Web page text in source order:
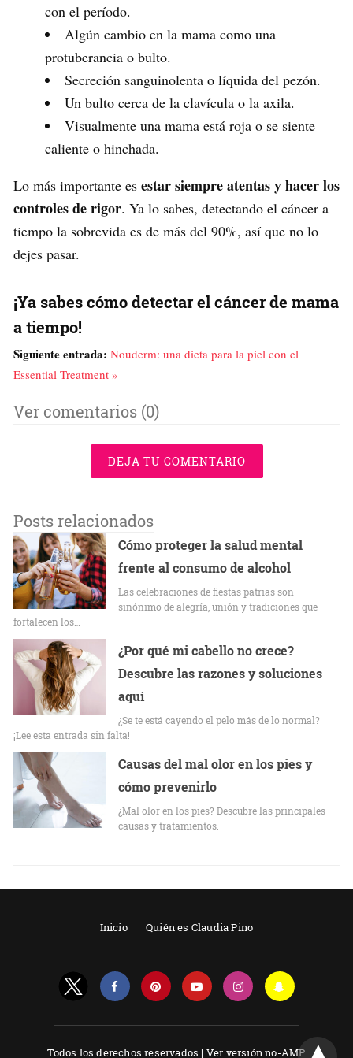
con el período.
Algún cambio en la mama como una
protuberancia o bulto.
Secreción sanguinolenta o líquida del pezón.
Un bulto cerca de la clavícula o la axila.
Visualmente una mama está roja o se siente
caliente o hinchada.
Lo más importante es estar siempre atentas y hacer los
controles de rigor. Ya lo sabes, detectando el cáncer a
tiempo la sobrevida es de más del 90%, así que no lo
dejes pasar.
¡Ya sabes cómo detectar el cáncer de mama
a tiempo!
Siguiente entrada: Nouderm: una dieta para la piel con el
Essential Treatment »
Ver comentarios (0)
DEJA TU COMENTARIO
Posts relacionados
Cómo proteger la salud mental
frente al consumo de alcohol
Las celebraciones de fiestas patrias son
sinónimo de alegría, unión y tradiciones que
fortalecen los…
¿Por qué mi cabello no crece?
Descubre las razones y soluciones
aquí
¿Se te está cayendo el pelo más de lo normal?
¡Lee esta entrada sin falta!
Causas del mal olor en los pies y
cómo prevenirlo
¿Mal olor en los pies? Descubre las principales
causas y tratamientos.
Inicio Quién es Claudia Pino
Todos los derechos reservados | Ver versión no-AMP